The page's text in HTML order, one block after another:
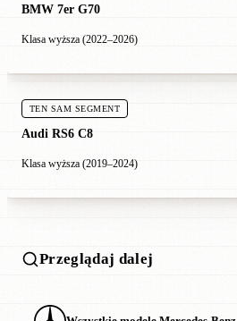
BMW 7er G70
Klasa wyższa (2022–2026)
TEN SAM SEGMENT
Audi RS6 C8
Klasa wyższa (2019–2024)
Przeglądaj dalej